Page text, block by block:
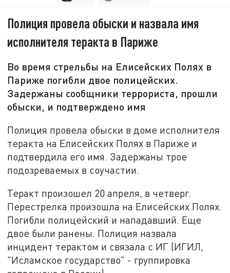
Полиция провела обыски и назвала имя
исполнителя теракта в Париже
Во время стрельбы на Елисейских Полях в
Париже погибли двое полицейских.
Задержаны сообщники террориста, прошли
обыски, и подтверждено имя
Полиция провела обыски в доме исполнителя
теракта на Елисейских Полях в Париже и
подтвердила его имя. Задержаны трое
подозреваемых в соучастии.
Теракт произошел 20 апреля, в четверг.
Перестрелка произошла на Елисейских Полях.
Погибли полицейский и нападавший. Еще
двое были ранены. Полиция назвала
инцидент терактом и связала с ИГ (ИГИЛ,
"Исламское государство" - группировка